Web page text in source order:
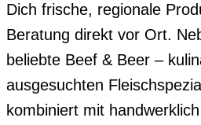
Dich frische, regionale
Beratung direkt vor Ort.
beliebte Beef & Beer –
ausgesuchten
kombiniert mit